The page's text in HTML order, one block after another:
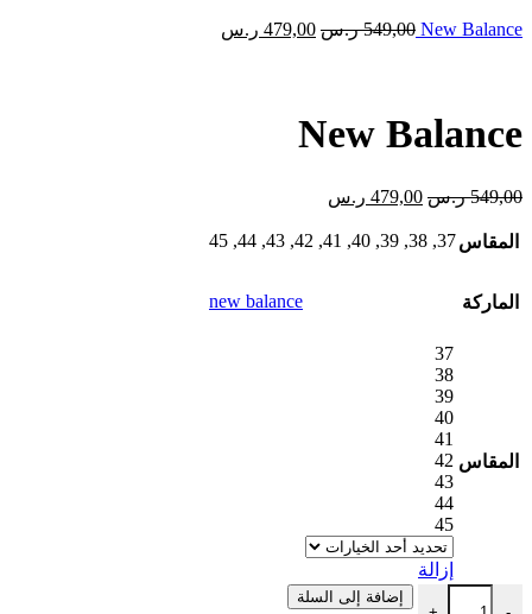
New Balance
549,00 ر.س 479,00 ر.س
New Balance
549,00 ر.س 479,00 ر.س
المقاس37
,
38
,
39
,
40
,
41
,
42
,
43
,
44
,
45
الماركة new balance
المقاس
37
38
39
40
41
42
43
44
45
إزالة
إضافة إلى السلة